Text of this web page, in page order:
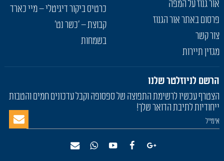
אור גנוז על המפה
פרסום באתר אור הגנוז
צור קשר
מגזין תיירות
כרטיס ביקור דיגיטלי – מיי כארד
קבוצת – 'כשר נט'
בשמחות
הרשם לניוזלטר שלנו
הצטרף עכשיו לרשימת התפוצה של ספסופה וקבל עדכונים חמים והטבות
ייחודיות לתיבת הדואר שלך!